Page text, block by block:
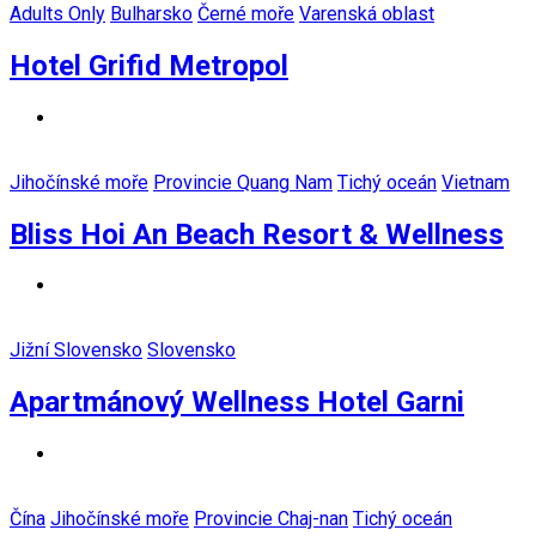
Adults Only Bulharsko Černé moře Varenská oblast
Hotel Grifid Metropol
Jihočínské moře Provincie Quang Nam Tichý oceán Vietnam
Bliss Hoi An Beach Resort & Wellness
Jižní Slovensko Slovensko
Apartmánový Wellness Hotel Garni
Čína Jihočínské moře Provincie Chaj-nan Tichý oceán